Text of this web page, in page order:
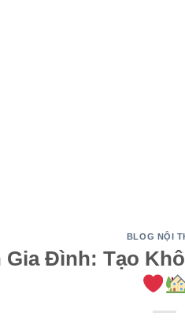
BLOG NỘI
Gia Đình: Tạo